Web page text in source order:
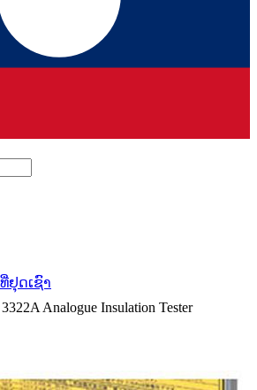
ຢຸດເຊົາ
Analogue Insulation Tester